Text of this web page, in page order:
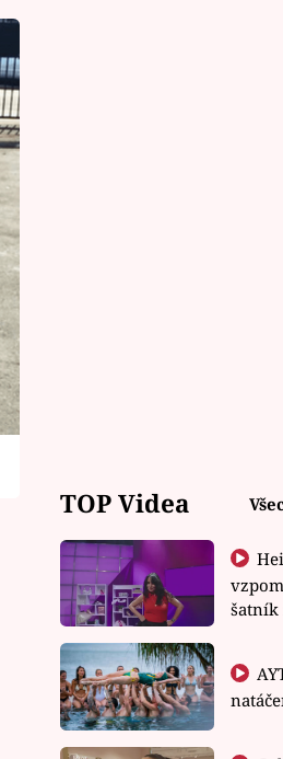
TOP Videa
Heidi Janků
šatník